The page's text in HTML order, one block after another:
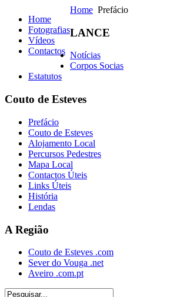
Home
Fotografias
Vídeos
Contactos
Home Prefácio
LANCE
Notícias
Corpos Socias
Estatutos
Couto de Esteves
Prefácio
Couto de Esteves
Alojamento Local
Percursos Pedestres
Mapa Local
Contactos Úteis
Links Úteis
História
Lendas
A Região
Couto de Esteves .com
Sever do Vouga .net
Aveiro .com.pt